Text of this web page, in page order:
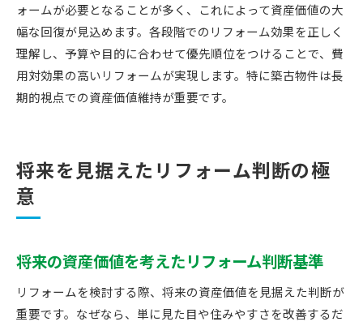
ォームが必要となることが多く、これによって資産価値の大
幅な回復が見込めます。各段階でのリフォーム効果を正しく
理解し、予算や目的に合わせて優先順位をつけることで、費
用対効果の高いリフォームが実現します。特に築古物件は長
期的視点での資産価値維持が重要です。
将来を見据えたリフォーム判断の極
意
将来の資産価値を考えたリフォーム判断基準
リフォームを検討する際、将来の資産価値を見据えた判断が
重要です。なぜなら、単に見た目や住みやすさを改善するだ